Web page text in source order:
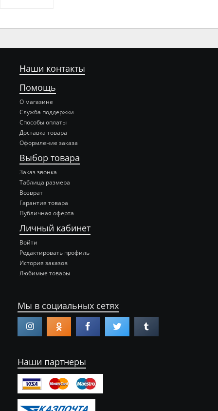
Наши контакты
Помощь
О магазине
Служба поддержки
Способы оплаты
Доставка товара
Оформление заказа
Выбор товара
Заказ звонка
Таблица размера
Возврат
Гарантия товара
Публичная оферта
Личный кабинет
Войти
Редактировать профиль
История заказов
Любимые товары
Мы в социальных сетях
Наши партнеры